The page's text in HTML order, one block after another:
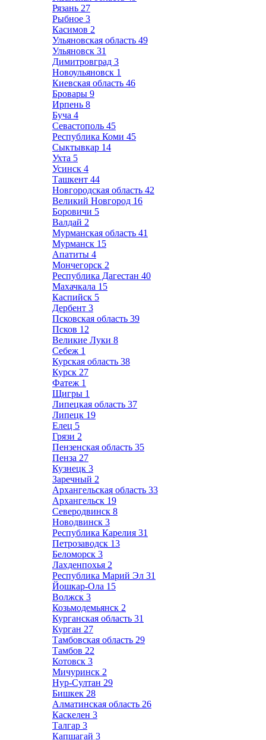
Рязань 27
Рыбное 3
Касимов 2
Ульяновская область 49
Ульяновск 31
Димитровград 3
Новоульяновск 1
Киевская область 46
Бровары 9
Ирпень 8
Буча 4
Севастополь 45
Республика Коми 45
Сыктывкар 14
Ухта 5
Усинск 4
Ташкент 44
Новгородская область 42
Великий Новгород 16
Боровичи 5
Валдай 2
Мурманская область 41
Мурманск 15
Апатиты 4
Мончегорск 2
Республика Дагестан 40
Махачкала 15
Каспийск 5
Дербент 3
Псковская область 39
Псков 12
Великие Луки 8
Себеж 1
Курская область 38
Курск 27
Фатеж 1
Щигры 1
Липецкая область 37
Липецк 19
Елец 5
Грязи 2
Пензенская область 35
Пенза 27
Кузнецк 3
Заречный 2
Архангельская область 33
Архангельск 19
Северодвинск 8
Новодвинск 3
Республика Карелия 31
Петрозаводск 13
Беломорск 3
Лахденпохья 2
Республика Марий Эл 31
Йошкар-Ола 15
Волжск 3
Козьмодемьянск 2
Курганская область 31
Курган 27
Тамбовская область 29
Тамбов 22
Котовск 3
Мичуринск 2
Нур-Султан 29
Бишкек 28
Алматинская область 26
Каскелен 3
Талгар 3
Капшагай 3